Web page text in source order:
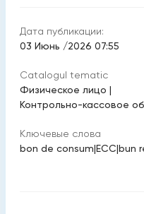
Дата публикации:
03 Июнь /2026 07:55
Catalogul tematic
Физическое лицо |
Контрольно-кассовое
Ключевые слова
bon de consum|ECC|bun